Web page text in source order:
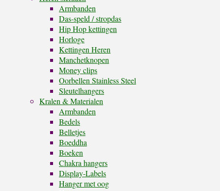
Armbanden
Das-speld / stropdas
Hip Hop kettingen
Horloge
Kettingen Heren
Manchetknopen
Money clips
Oorbellen Stainless Steel
Sleutelhangers
Kralen & Materialen
Armbanden
Bedels
Belletjes
Boeddha
Boeken
Chakra hangers
Display-Labels
Hanger met oog